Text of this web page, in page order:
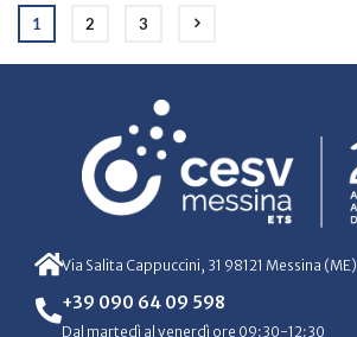
1 2 3
Via Salita Cappuccini, 31 98121 Messina (ME)
+39 090 64 09 598
Dal martedì al venerdì ore 09:30-12:30